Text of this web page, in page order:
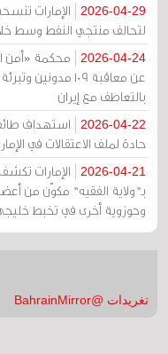
2026-04-29
الإمارات
لتحالف منتجي النفط وسط
2026-04-24
محكمة «أمن
بالتعاطف مع إيران
2026-04-22
استهداف
حادة لملف الاعتقالات في
2026-04-21
الإمارات
بـ"ولاية الفقيه" مكوّن من
وحوزوية أخرى في تخبط
تغريدات @BahrainMirror